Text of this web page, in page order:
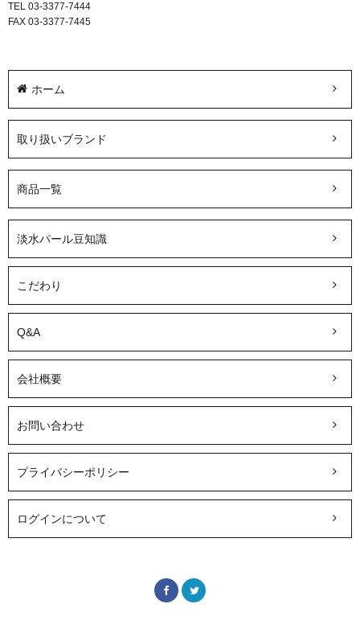
TEL 03-3377-7444
FAX 03-3377-7445
ホーム
取り扱いブランド
商品一覧
淡水パール豆知識
こだわり
Q&A
会社概要
お問い合わせ
プライバシーポリシー
ログインについて